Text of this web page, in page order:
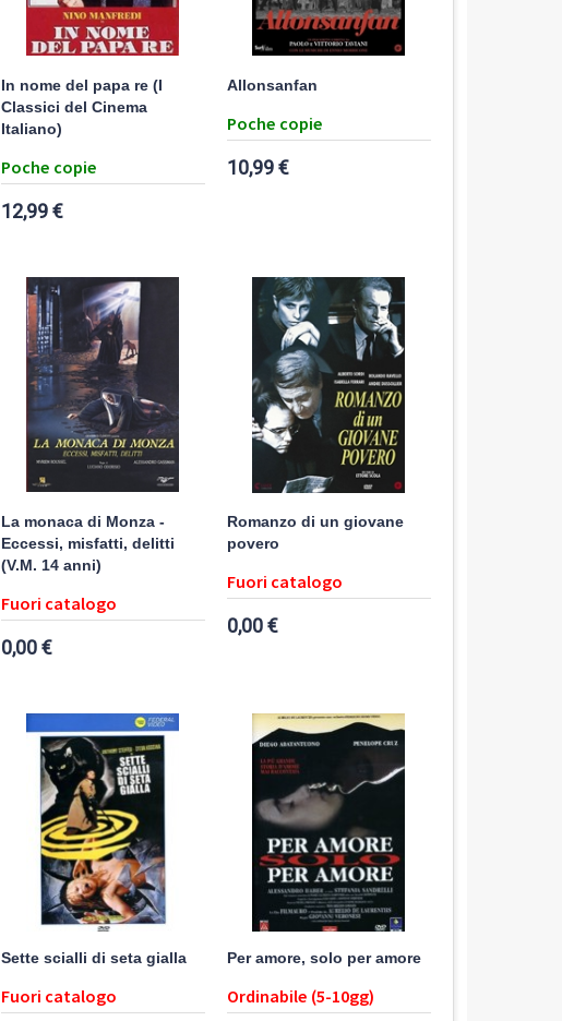
In nome del papa re (I
Classici del Cinema
Italiano)
Poche copie
12,99 €
Allonsanfan
Poche copie
10,99 €
La monaca di Monza -
Eccessi, misfatti, delitti
(V.M. 14 anni)
Fuori catalogo
0,00 €
Romanzo di un giovane
povero
Fuori catalogo
0,00 €
Sette scialli di seta gialla
Fuori catalogo
Per amore, solo per amore
Ordinabile (5-10gg)